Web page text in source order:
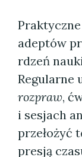
adeptów
rdzeń
Regularne
rozpraw,
i sesjach
przełożyć
presją